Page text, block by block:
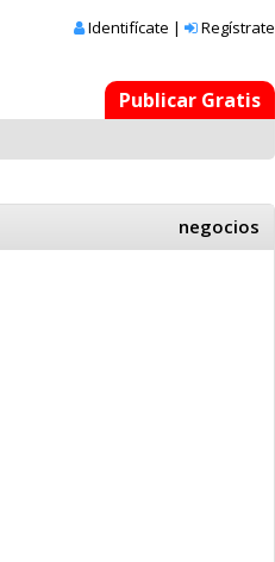
Identifícate | Regístrate
Publicar Gratis
negocios